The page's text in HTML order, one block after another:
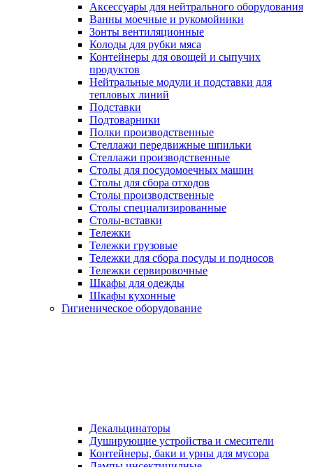
Аксессуары для нейтрального оборудования
Ванны моечные и рукомойники
Зонты вентиляционные
Колоды для рубки мяса
Контейнеры для овощей и сыпучих
продуктов
Нейтральные модули и подставки для
тепловых линий
Подставки
Подтоварники
Полки производственные
Стеллажи передвижные шпильки
Стеллажи производственные
Столы для посудомоечных машин
Столы для сбора отходов
Столы производственные
Столы специализированные
Столы-вставки
Тележки
Тележки грузовые
Тележки для сбора посуды и подносов
Тележки сервировочные
Шкафы для одежды
Шкафы кухонные
Гигиеническое оборудование
Декальцинаторы
Душирующие устройства и смесители
Контейнеры, баки и урны для мусора